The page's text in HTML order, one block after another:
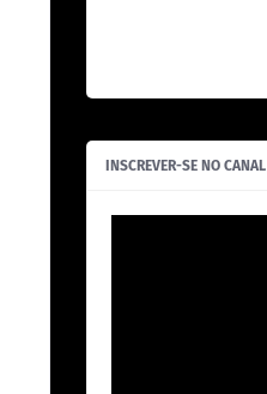
INSCREVER-SE NO CANAL